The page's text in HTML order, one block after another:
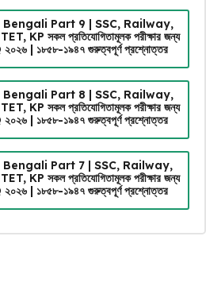
Part 9 | SSC, Railway,
KP সকল প্রতিযোগিতামূলক পরীক্ষার জন্য
২০২৬ | ১৮৫৮-১৯৪৭ গুরুত্বপূর্ণ প্রশ্নোত্তর
Part 8 | SSC, Railway,
KP সকল প্রতিযোগিতামূলক পরীক্ষার জন্য
২০২৬ | ১৮৫৮-১৯৪৭ গুরুত্বপূর্ণ প্রশ্নোত্তর
Part 7 | SSC, Railway,
KP সকল প্রতিযোগিতামূলক পরীক্ষার জন্য
২০২৬ | ১৮৫৮-১৯৪৭ গুরুত্বপূর্ণ প্রশ্নোত্তর